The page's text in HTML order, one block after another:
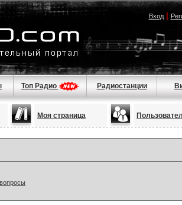
Вход|
Топ Радио Радиостанции
Моя страница